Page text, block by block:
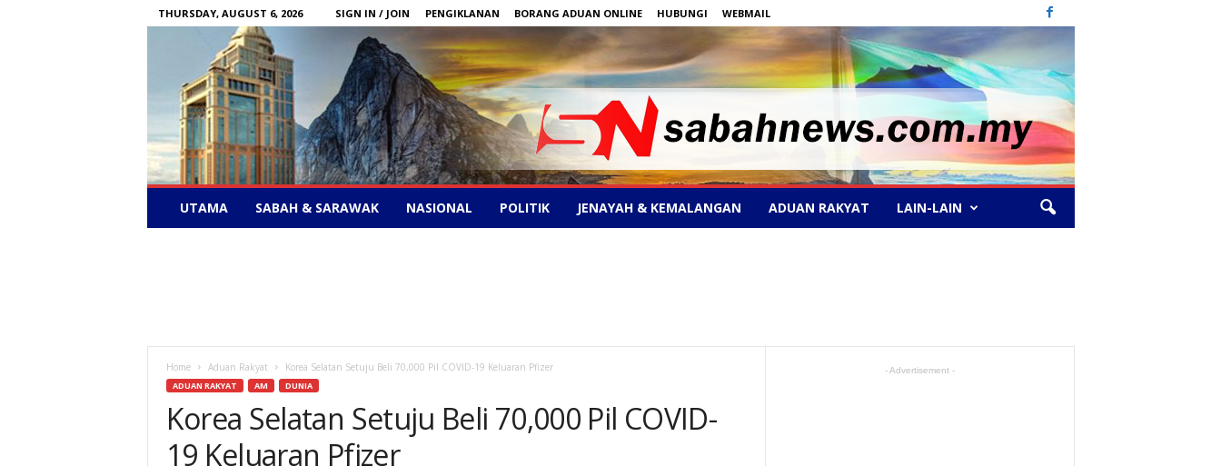
THURSDAY, AUGUST 6, 2026 SIGN IN / JOIN PENGIKLANAN BORANG ADUAN ONLINE HUBUNGI WEBMAIL
–
UTAMA SABAH & SARAWAK NASIONAL POLITIK JENAYAH & KEMALANGAN ADUAN RAKYAT LAIN-LAIN
Home Aduan Rakyat Korea Selatan Setuju Beli 70,000 Pil COVID-19 Keluaran Pfizer
ADUAN RAKYAT AM DUNIA
Korea Selatan Setuju Beli 70,000 Pil COVID-
19 Keluaran Pfizer
- Advertisement -